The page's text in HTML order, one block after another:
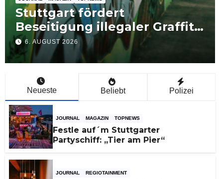
Klimageräte-Importe aus
Schweden dominieren –
Nachfrage bleibt hoch
5. AUGUST 2026
Neueste Beliebt Polizei
JOURNAL MAGAZIN TOPNEWS
Festle auf´m Stuttgarter
Partyschiff: „Tier am Pier“
JOURNAL REGIOTAINMENT